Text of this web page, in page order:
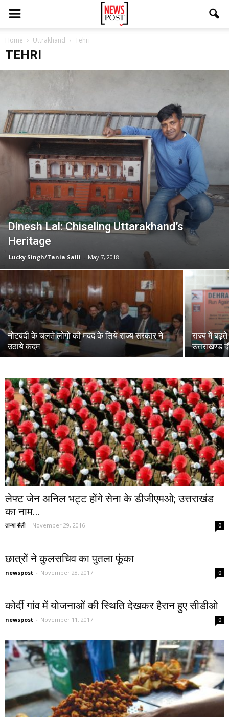
Home Uttrakhand Tehri
TEHRI
Dinesh Lal: Chiseling Uttarakhand’s
Heritage
Lucky Singh/Tania Saili - May 7, 2018
नोटबंदी के चलते लोगों की मदद के लिये राज्य सरकार ने
उठाये कदम
राज्य में
उत्तराखण्ड
लेफ्ट जेन अनिल भट्ट होंगे सेना के डीजीएमओ; उत्तराखंड
का नाम...
तान्या सैली - November 29, 2016 0
छात्रों ने कुलसचिव का पुतला फूंका
newspost - November 28, 2017 0
कोर्दी गांव में योजनाओं की स्थिति देखकर हैरान हुए सीडीओ
newspost - November 11, 2017 0